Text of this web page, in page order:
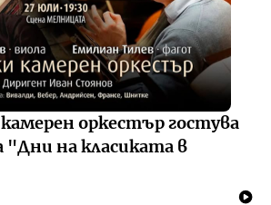
оркестър гостува
"Дни на класиката в